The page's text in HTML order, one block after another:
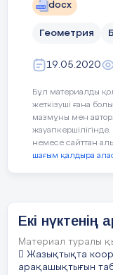
2
3-ТОҚСАН
БАҒАЛАУ
4-ТОҚСАН
5
анықтауға
Жиынтық
жетістігін
мақсаттарына
docx
Геометрия
19.05.2020
Бұл материалды
жеткізуші ғана
мазмұны мен
немесе сайттан
шағым қалдыра
Екі
Материал туралы
 Жазықтықта
арақашықтығын